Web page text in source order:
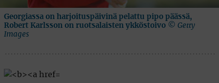
Georgiassa on harjoituspäivinä pelattu pipo päässä,
Robert Karlsson on ruotsalaisten ykköstoivo © Getty
Images